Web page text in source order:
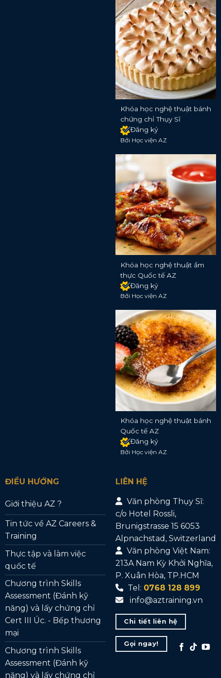
Khóa học nghệ thuật bánh
chứng chỉ Thụy Sĩ
Đăng ký
Bởi Học viện AZ
Khóa học nghệ thuật ẩm
thực Quốc tế AZ
Đăng ký
Bởi Học viện AZ
Khóa học nghệ thuật bánh
Quốc tế AZ
Đăng ký
Bởi Học viện AZ
ĐIỀU HƯỚNG
Giới thiệu AZ ?
Tin tức về AZ Careers &
Training
Thực tập và làm việc
quốc tế
Chương trình Skills
Assessment (Đánh kỹ
năng) và lấy chứng chỉ
Cert III Úc. - Bếp thương
mại
Chương trình Skills
Assessment (Đánh kỹ
năng) và lấy chứng chỉ
LIÊN HỆ
Văn phòng Thụy Sĩ:
c/o Hotel Rossli,
Brunigstrasse 15 6053
Alpnachstad, Switzerland
Văn phòng Việt Nam:
213A Nam Kỳ Khởi Nghĩa,
P. Xuân Hòa, TP.HCM
Tel: 0768 128 899
info@aztraining.vn
Chi tiết liên hệ
Gọi ngay!